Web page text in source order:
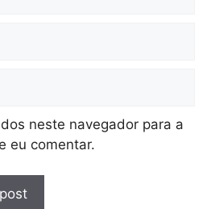
neste navegador para a
eu comentar.